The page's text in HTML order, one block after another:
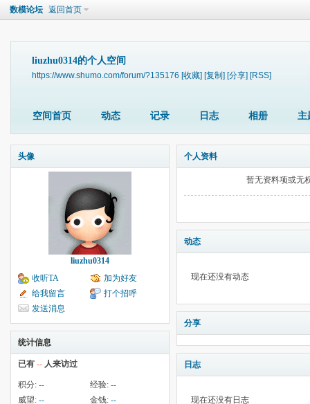
数模论坛 返回首页
liuzhu0314的个人空间
https://www.shumo.com/forum/?135176 [收藏] [复制] [分享] [RSS]
空间首页 动态 记录 日志 相册 主
头像
liuzhu0314
收听TA
加为好友
给我留言
打个招呼
发送消息
统计信息
已有 -- 人来访过
积分: -- 经验: --
威望: -- 金钱: --
个人资料
暂无资料项或无
动态
现在还没有动态
分享
日志
现在还没有日志